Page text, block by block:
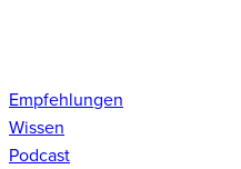
Empfehlungen
Wissen
Podcast